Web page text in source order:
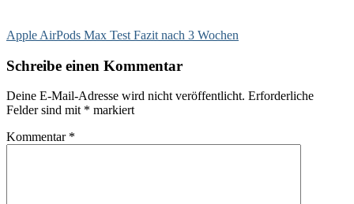
Apple AirPods Max Test Fazit nach 3 Wochen
Schreibe einen Kommentar
Deine E-Mail-Adresse wird nicht veröffentlicht. Erforderliche
Felder sind mit * markiert
Kommentar *